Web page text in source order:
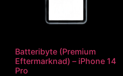
Batteribyte (Premium
Eftermarknad) – iPhone 14
Pro